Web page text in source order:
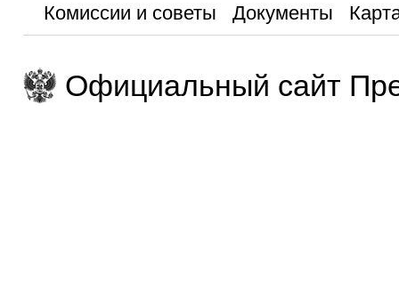
Комиссии и советы
Документы
Официальный сайт